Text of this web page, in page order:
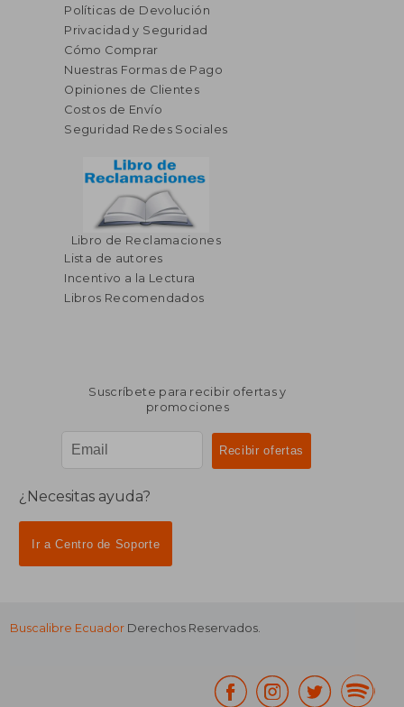
Políticas de Devolución
Privacidad y Seguridad
Cómo Comprar
Nuestras Formas de Pago
Opiniones de Clientes
Costos de Envío
Seguridad Redes Sociales
Libro de Reclamaciones
Lista de autores
Incentivo a la Lectura
Libros Recomendados
Suscríbete para recibir ofertas y
promociones
¿Necesitas ayuda?
Ir a Centro de Soporte
Buscalibre Ecuador Derechos Reservados.